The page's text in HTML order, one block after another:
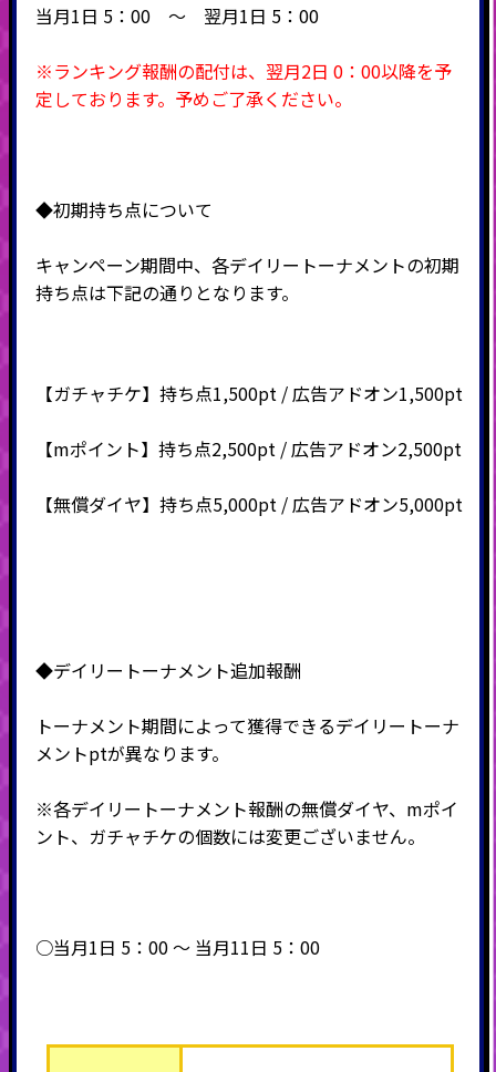
当月1日 5：00 ～ 翌月1日 5：00
※ランキング報酬の配付は、翌月2日 0：00以降を予
定しております。予めご了承ください。
◆初期持ち点について
キャンペーン期間中、各デイリートーナメントの初期
持ち点は下記の通りとなります。
【ガチャチケ】持ち点1,500pt / 広告アドオン1,500pt
【mポイント】持ち点2,500pt / 広告アドオン2,500pt
【無償ダイヤ】持ち点5,000pt / 広告アドオン5,000pt
◆デイリートーナメント追加報酬
トーナメント期間によって獲得できるデイリートーナ
メントptが異なります。
※各デイリートーナメント報酬の無償ダイヤ、mポイ
ント、ガチャチケの個数には変更ございません。
○当月1日 5：00 ～ 当月11日 5：00